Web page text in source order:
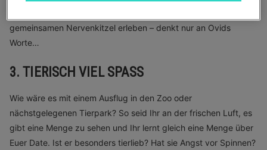
gemeinsamen Nervenkitzel erleben – denkt nur an Ovids
Worte…
3. TIERISCH VIEL SPASS
Wie wäre es mit einem Ausflug in den Zoo oder
nächstgelegenen Tierpark? So seid Ihr an der frischen Luft, es
gibt eine Menge zu sehen und Ihr lernt gleich eine Menge über
Euer Date. Ist er besonders tierlieb? Hat sie Angst vor Spinnen?